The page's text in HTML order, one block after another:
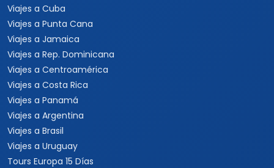
Viajes a Cuba
Viajes a Punta Cana
Viajes a Jamaica
Viajes a Rep. Dominicana
Viajes a Centroamérica
Viajes a Costa Rica
Viajes a Panamá
Viajes a Argentina
Viajes a Brasil
Viajes a Uruguay
Tours Europa 15 Días